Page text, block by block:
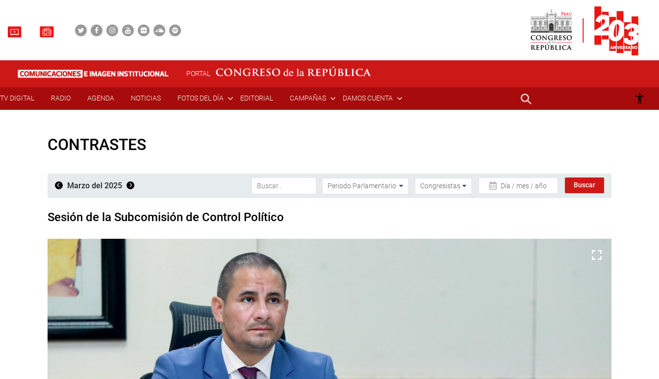
PORTAL
TV DIGITAL RADIO AGENDA NOTICIAS FOTOS DEL DÍA EDITORIAL CAMPAÑAS DAMOS CUENTA
CONTRASTES
Marzo del 2025 Día / mes / año
Sesión de la Subcomisión de Control Político